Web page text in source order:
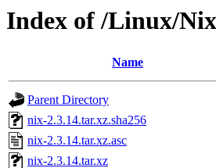
Index of /Linux/
Name
Parent Directory
nix-2.3.14.tar.xz.sha256
nix-2.3.14.tar.xz.asc
nix-2.3.14.tar.xz